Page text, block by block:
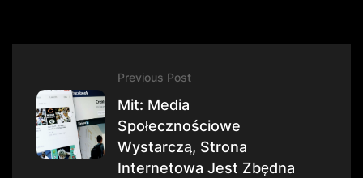
Previous Post
Mit: Media
Społecznościowe
Wystarczą, Strona
Internetowa Jest Zbędna